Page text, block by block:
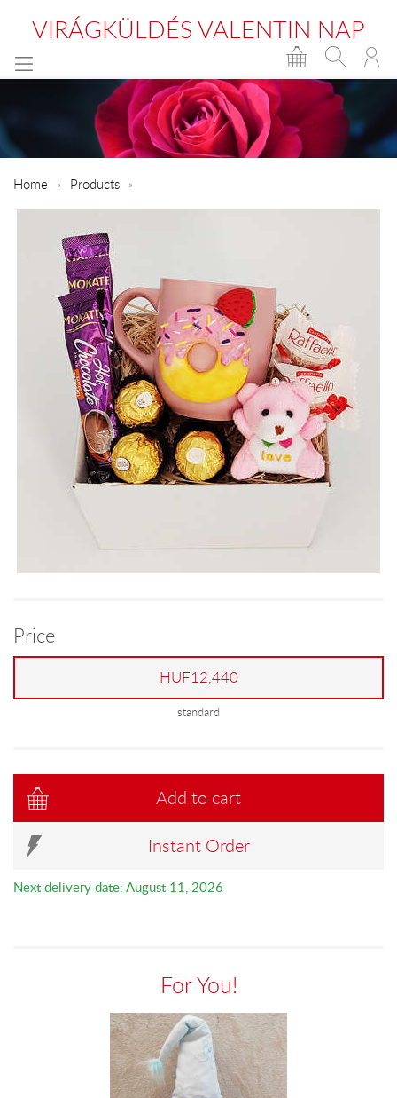
VIRÁGKÜLDÉS VALENTIN NAP
Home Products
Price
HUF12,440
standard
Add to cart
Instant Order
Next delivery date: August 11, 2026
For You!